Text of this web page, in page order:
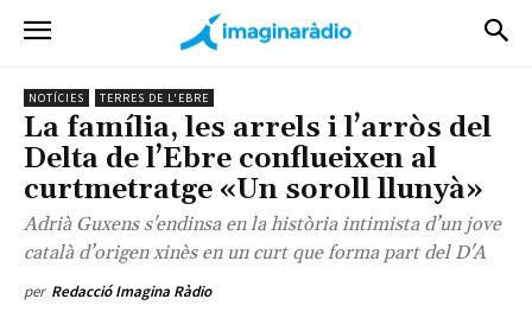
NOTÍCIES TERRES DE L'EBRE
La família, les arrels i l’arròs del
Delta de l’Ebre conflueixen al
curtmetratge «Un soroll llunyà»
Adrià Guxens s'endinsa en la història intimista d’un jove
català d’origen xinès en un curt que forma part del D'A
per Redacció Imagina Ràdio